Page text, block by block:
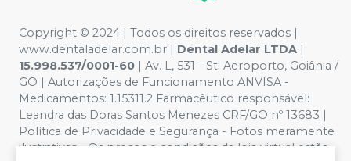
Copyright © 2024 | Todos os direitos reservados |
www.dentaladelar.com.br | Dental Adelar LTDA |
15.998.537/0001-60 | Av. L, 531 - St. Aeroporto, Goiânia /
GO | Autorizações de Funcionamento ANVISA -
Medicamentos: 1.15311.2 Farmacêutico responsável:
Leandra das Doras Santos Menezes CRF/GO nº 13683 |
Política de Privacidade e Segurança - Fotos meramente
ilustrativas - Os preços e condições da loja virtual estão